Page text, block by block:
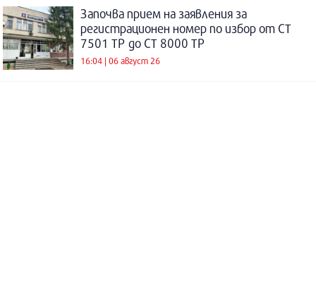
Започва прием на заявления за
регистрационен номер по избор от СТ
7501 ТР до СТ 8000 ТР
16:04 | 06 август 26